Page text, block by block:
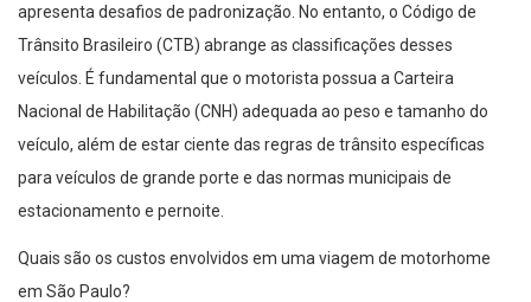
apresenta desafios de padronização. No entanto, o Código de
Trânsito Brasileiro (CTB) abrange as classificações desses
veículos. É fundamental que o motorista possua a Carteira
Nacional de Habilitação (CNH) adequada ao peso e tamanho do
veículo, além de estar ciente das regras de trânsito específicas
para veículos de grande porte e das normas municipais de
estacionamento e pernoite.
Quais são os custos envolvidos em uma viagem de motorhome
em São Paulo?